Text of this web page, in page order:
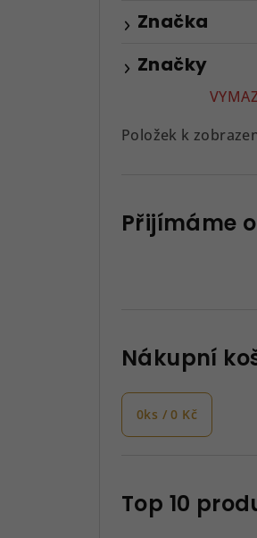
Značky
Značka
Položek k
Přijímáme
Nákupní
0ks /0 Kč
Top 10